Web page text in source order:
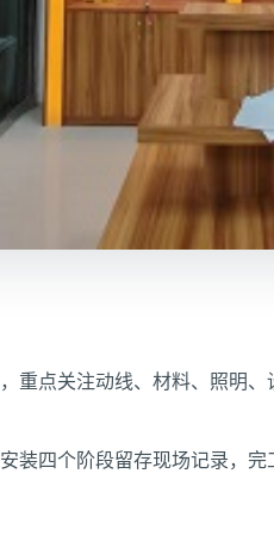
重点关注动线、材料、照明
装四个阶段留存现场记录，